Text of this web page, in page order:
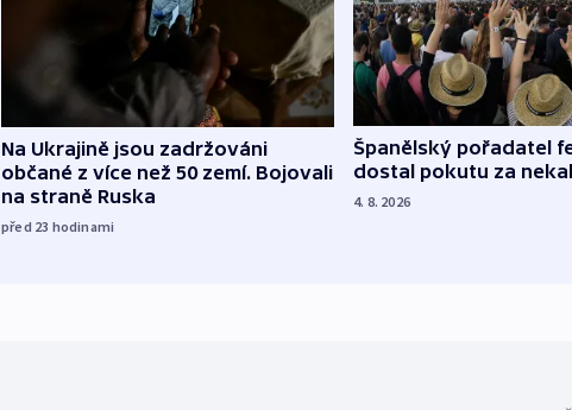
Na Ukrajině jsou zadržováni
občané z více než 50 zemí. Bojovali
na straně Ruska
před 23 hodinami
Španělský pořadatel
dostal pokutu za
4. 8. 2026